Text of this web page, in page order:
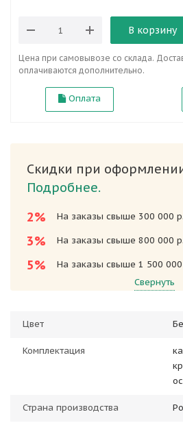
В корзину
Цена при самовывозе со склада.
оплачиваются дополнительно.
Оплата
Скидки при
Подробнее.
2%
На заказы свыше 300 000 р.
3% На заказы свыше 800 000 р.
5%
На заказы свыше 1 500 000
Свернуть
Цвет
Комплектация
Страна производства